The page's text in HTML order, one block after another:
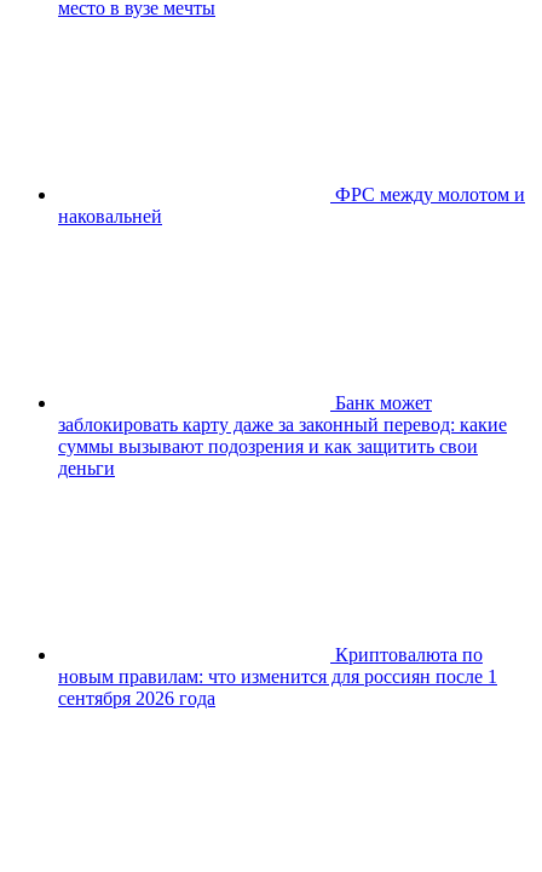
место в вузе мечты
ФРС между молотом и
наковальней
Банк может
заблокировать карту даже за законный перевод: какие
суммы вызывают подозрения и как защитить свои
деньги
Криптовалюта по
новым правилам: что изменится для россиян после 1
сентября 2026 года